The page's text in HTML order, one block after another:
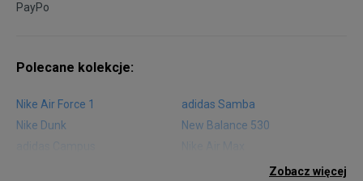
PayPo
Polecane kolekcje:
Nike Air Force 1
adidas Samba
Nike Dunk
New Balance 530
Zobacz więcej